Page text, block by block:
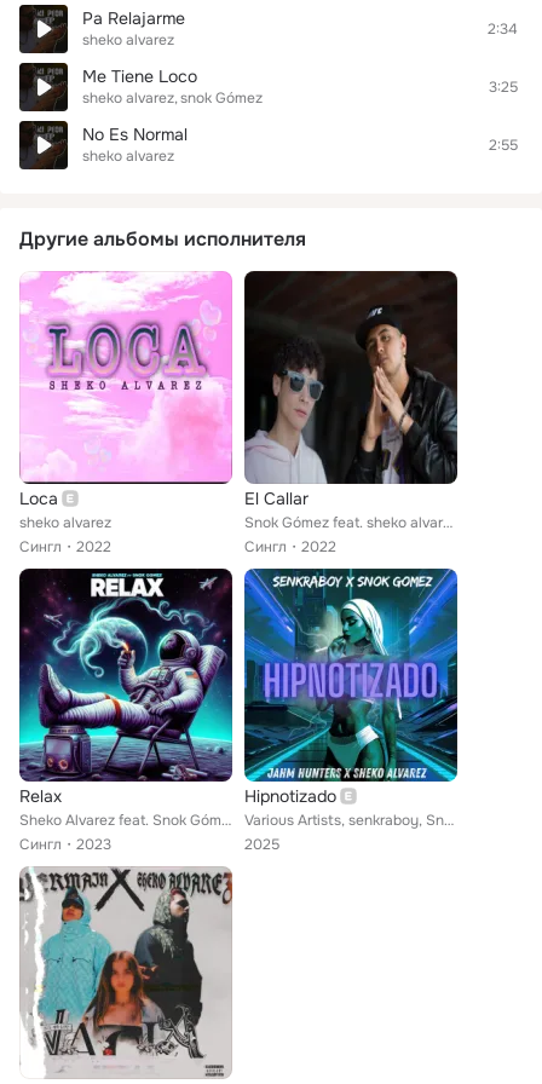
Pa Relajarme
sheko alvarez
2:34
Me Tiene Loco
sheko alvarez snok Gómez
3:25
No Es Normal
sheko alvarez
2:55
Другие альбомы исполнителя
Loca
sheko alvarez
Сингл
2022
El Callar
Snok Gómez feat. sheko alvarez
Сингл
2022
Relax
Sheko Alvarez feat. Snok Gómez
Сингл
2023
Hipnotizado
Various Artists, senkraboy, Snok Gómez, Sheko Alvarez, Jahm Hunters
2025